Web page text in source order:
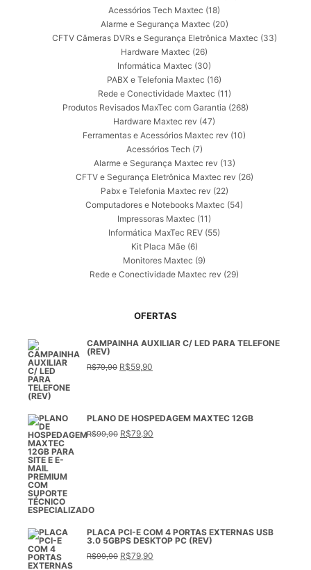
Acessórios Tech Maxtec (18)
Alarme e Segurança Maxtec (20)
CFTV Câmeras DVRs e Segurança Eletrônica Maxtec (33)
Hardware Maxtec (26)
Informática Maxtec (30)
PABX e Telefonia Maxtec (16)
Rede e Conectividade Maxtec (11)
Produtos Revisados MaxTec com Garantia (268)
Hardware Maxtec rev (47)
Ferramentas e Acessórios Maxtec rev (10)
Acessórios Tech (7)
Alarme e Segurança Maxtec rev (13)
CFTV e Segurança Eletrônica Maxtec rev (26)
Pabx e Telefonia Maxtec rev (22)
Computadores e Notebooks Maxtec (54)
Impressoras Maxtec (11)
Informática MaxTec REV (55)
Kit Placa Mãe (6)
Monitores Maxtec (9)
Rede e Conectividade Maxtec rev (29)
OFERTAS
CAMPAINHA AUXILIAR C/ LED PARA TELEFONE
(REV)
R$79,90 O
preço
R$59,90
preço
PLANO DE HOSPEDAGEM MAXTEC 12GB
R$99,90 O
preço
R$79,90
preço
PLACA PCI-E COM 4 PORTAS EXTERNAS USB
3.0 5GBPS DESKTOP PC (REV)
R$99,90 O
preço
R$79,90
preço